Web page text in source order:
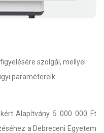
szolgál, mellyel
paramétereik.
Alapítvány 5 000 000 Ft
a Debreceni Egyetem